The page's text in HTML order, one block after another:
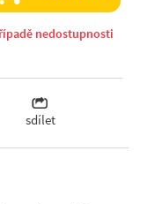
nedostupnosti
sdílet